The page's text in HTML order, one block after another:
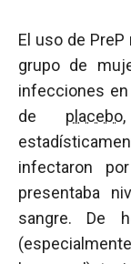
El uso de
grupo de
infecciones
de placebo
infectaron
presentaba
sangre. De